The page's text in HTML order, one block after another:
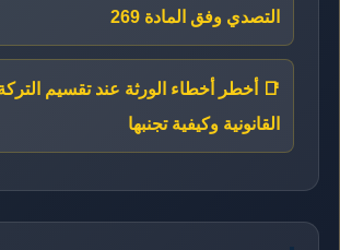
التصدي وفق المادة 269
📑 أخطر أخطاء الورثة عند تقسيم التركة:
القانونية وكيفية تجنبها